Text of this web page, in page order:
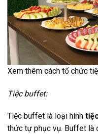
Xem thêm cách tổ chức
Tiệc buffet:
Tiệc buffet là loại hình
thức tự phục vụ. Buffet là